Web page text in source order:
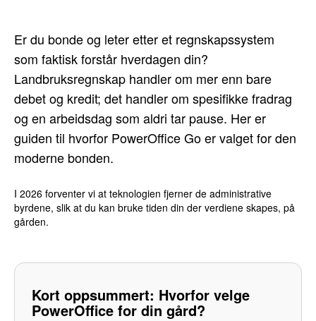
Er du bonde og leter etter et regnskapssystem
som faktisk forstår hverdagen din?
Landbruksregnskap handler om mer enn bare
debet og kredit; det handler om spesifikke fradrag
og en arbeidsdag som aldri tar pause. Her er
guiden til hvorfor PowerOffice Go er valget for den
moderne bonden.
I 2026 forventer vi at teknologien fjerner de administrative
byrdene, slik at du kan bruke tiden din der verdiene skapes, på
gården.
Kort oppsummert: Hvorfor velge
PowerOffice for din gård?